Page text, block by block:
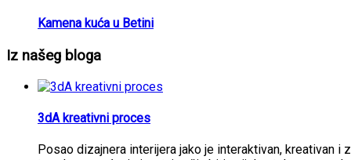
Kamena kuća u Betini
Iz našeg bloga
3dA kreativni proces
Posao dizajnera interijera jako je interaktivan, kreativan